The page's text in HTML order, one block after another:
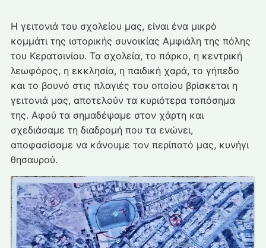
Η γειτονιά του σχολείου μας, είναι ένα μικρό
κομμάτι της ιστορικής συνοικίας Αμφιάλη της πόλης
του Κερατσινίου. Τα σχολεία, το πάρκο, η κεντρική
λεωφόρος, η εκκλησία, η παιδική χαρά, το γήπεδο
και το βουνό στις πλαγιές του οποίου βρίσκεται η
γειτονιά μας, αποτελούν τα κυριότερα τοπόσημα
της. Αφού τα σημαδέψαμε στον χάρτη και
σχεδιάσαμε τη διαδρομή που τα ενώνει,
αποφασίσαμε να κάνουμε τον περίπατό μας, κυνήγι
θησαυρού.